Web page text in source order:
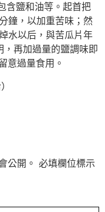
含鹽和油等。起首把
鐘，以加重苦味；然
水以后，與苦瓜片年
再加過量的鹽調味即
意過量食用。
公開。 必填欄位標示